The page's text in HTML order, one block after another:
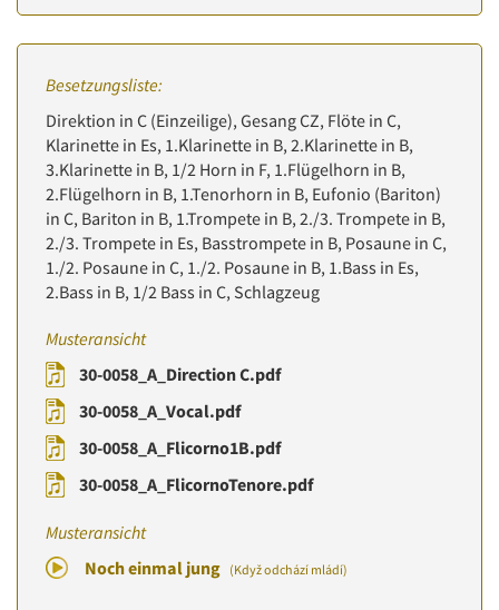
Besetzungsliste:
Direktion in C (Einzeilige), Gesang CZ, Flöte in C,
Klarinette in Es, 1.Klarinette in B, 2.Klarinette in B,
3.Klarinette in B, 1/2 Horn in F, 1.Flügelhorn in B,
2.Flügelhorn in B, 1.Tenorhorn in B, Eufonio (Bariton)
in C, Bariton in B, 1.Trompete in B, 2./3. Trompete in B,
2./3. Trompete in Es, Basstrompete in B, Posaune in C,
1./2. Posaune in C, 1./2. Posaune in B, 1.Bass in Es,
2.Bass in B, 1/2 Bass in C, Schlagzeug
Musteransicht
30-0058_A_Direction C.pdf
30-0058_A_Vocal.pdf
30-0058_A_Flicorno1B.pdf
30-0058_A_FlicornoTenore.pdf
Musteransicht
Noch einmal jung (Když odchází mládí)